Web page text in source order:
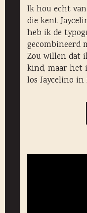
Ik hou echt
die kent
heb ik de
gecombineerd
Zou willen dat
kind, maar het
los Jaycelino in